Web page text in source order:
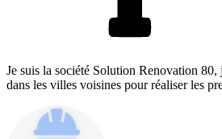
Je suis la société Solution Renovation
dans les villes voisines pour réaliser les